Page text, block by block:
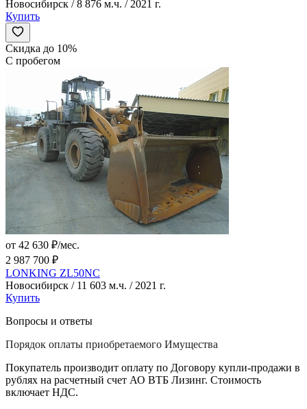
Новосибирск / 8 876 м.ч. / 2021 г.
Купить
Скидка до 10%
С пробегом
от 42 630 ₽/мес.
2 987 700 ₽
LONKING ZL50NC
Новосибирск / 11 603 м.ч. / 2021 г.
Купить
Вопросы и ответы
Порядок оплаты приобретаемого Имущества
Покупатель производит оплату по Договору купли-продажи в
рублях на расчетный счет АО ВТБ Лизинг. Стоимость
включает НДС.